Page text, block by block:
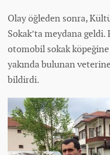
Olay öğleden sonra,
Sokak’ta meydana geldi.
otomobil sokak
yakında bulunan
bildirdi.